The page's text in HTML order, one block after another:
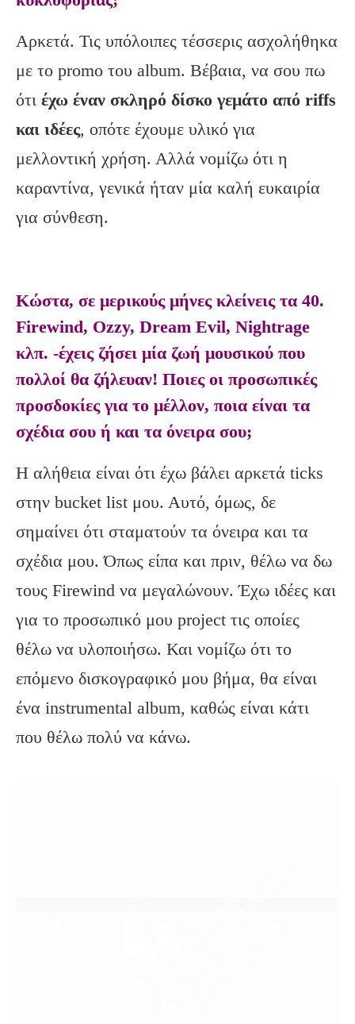
Αρκετά. Τις υπόλοιπες τέσσερις ασχολήθηκα
με το promo του album. Βέβαια, να σου πω
ότι έχω έναν σκληρό δίσκο γεμάτο από riffs
και ιδέες, οπότε έχουμε υλικό για
μελλοντική χρήση. Αλλά νομίζω ότι η
καραντίνα, γενικά ήταν μία καλή ευκαιρία
για σύνθεση.
Κώστα, σε μερικούς μήνες κλείνεις τα 40.
Firewind, Ozzy, Dream Evil, Nightrage
κλπ. -έχεις ζήσει μία ζωή μουσικού που
πολλοί θα ζήλευαν! Ποιες οι προσωπικές
προσδοκίες για το μέλλον, ποια είναι τα
σχέδια σου ή και τα όνειρα σου;
Η αλήθεια είναι ότι έχω βάλει αρκετά ticks
στην bucket list μου. Αυτό, όμως, δε
σημαίνει ότι σταματούν τα όνειρα και τα
σχέδια μου. Όπως είπα και πριν, θέλω να δω
τους Firewind να μεγαλώνουν. Έχω ιδέες και
για το προσωπικό μου project τις οποίες
θέλω να υλοποιήσω. Και νομίζω ότι το
επόμενο δισκογραφικό μου βήμα, θα είναι
ένα instrumental album, καθώς είναι κάτι
που θέλω πολύ να κάνω.